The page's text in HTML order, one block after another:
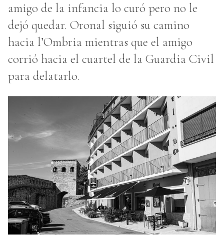
amigo de la infancia lo curó pero no le
dejó quedar. Oronal siguió su camino
hacia l’Ombria mientras que el amigo
corrió hacia el cuartel de la Guardia Civil
para delatarlo.